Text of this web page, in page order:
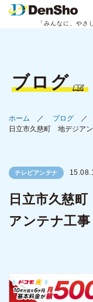
「みんなに、やさ
ブログ
ホーム ブログ
日立市久慈町 地デジア
テレビアンテナ
日立市久慈
アンテナ工事